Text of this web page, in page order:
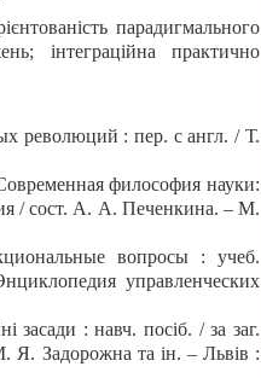
парадигмального
інтеграційна практично
революций : пер. с англ. / Т.
философия науки:
/ сост. А. А. Печенкина. – М.
вопросы : учеб.
управленческих
засади : навч. посіб. / за заг.
Задорожна та ін. – Львів :